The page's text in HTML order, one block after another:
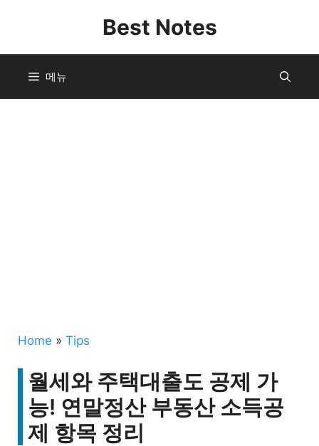
너
Best Notes
메뉴
Home » Tips
월세와 주택대출도 공제 가
능! 연말정산 부동산 소득공
제 항목 정리